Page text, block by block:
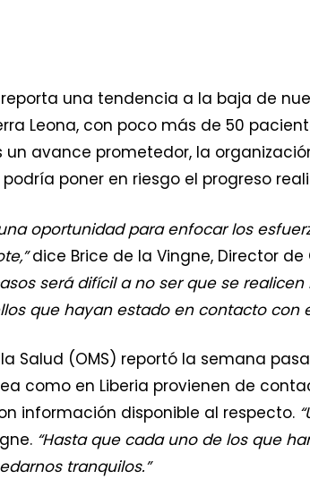
reporta una tendencia a la baja de
Leona, con poco más de 50
un avance prometedor, la
poner en riesgo el progreso
oportunidad para enfocar los
dice Brice de la Vingne, Director de
será difícil a no ser que se
que hayan estado en contacto con
Salud (OMS) reportó la semana
como en Liberia provienen de
información disponible al respecto.
“Hasta que cada uno de los que
tranquilos.”